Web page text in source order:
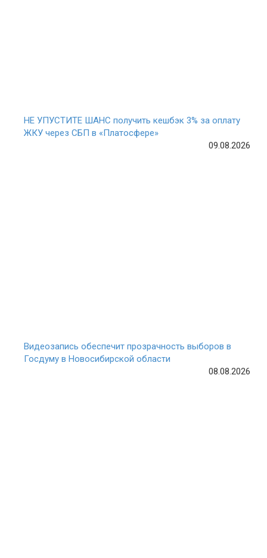
НЕ УПУСТИТЕ ШАНС получить кешбэк 3% за оплату
ЖКУ через СБП в «Платосфере»
09.08.2026
Видеозапись обеспечит прозрачность выборов в
Госдуму в Новосибирской области
08.08.2026